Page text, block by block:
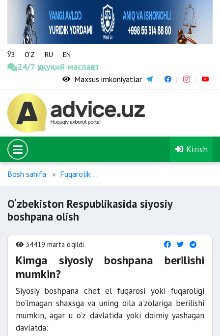
ЎЗ O‘Z RU EN
24/7 ҳуқуқий маслаҳат
Maxsus imkoniyatlar
Kirish
Bosh sahifa Fuqarolik
O‘zbekiston Respublikasida siyosiy
boshpana olish
34419 marta o'qildi
Kimga siyosiy boshpana berilishi
mumkin?
Siyosiy boshpana chet el fuqarosi yoki fuqaroligi
bo‘lmagan shaxsga va uning oila a’zolariga berilishi
mumkin, agar u o‘z davlatida yoki doimiy yashagan
davlatda: